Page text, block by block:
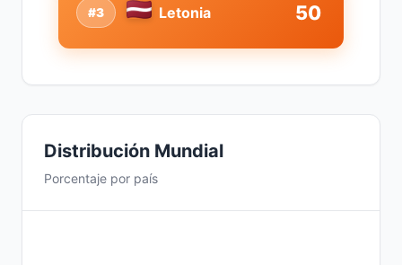
#3 Letonia 50
Distribución Mundial
Porcentaje por país